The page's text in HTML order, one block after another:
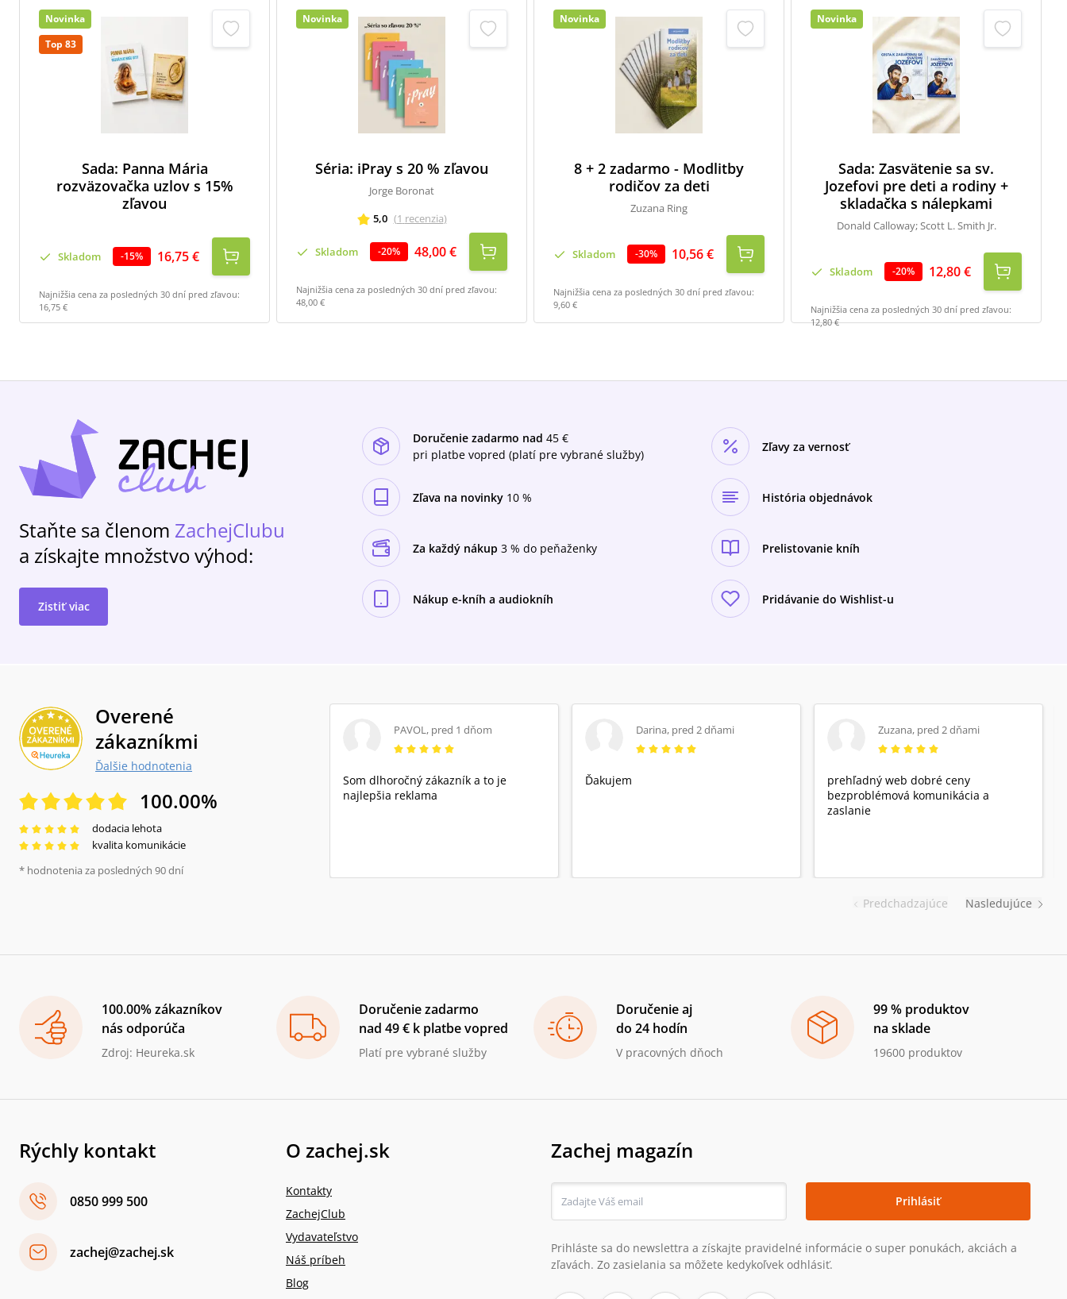
Novinka
Top 83
Sada: Panna Mária
rozväzovačka uzlov s 15%
zľavou
Skladom -15% 16,75 €
Najnižšia cena za posledných 30 dní pred zľavou:
16,75 €
Novinka
Séria: iPray s 20 % zľavou
Jorge Boronat
5,0 (1 recenzia)
Skladom -20% 48,00 €
Najnižšia cena za posledných 30 dní pred zľavou:
48,00 €
Novinka
8 + 2 zadarmo - Modlitby
rodičov za deti
Zuzana Ring
Skladom -30% 10,56 €
Najnižšia cena za posledných 30 dní pred zľavou:
9,60 €
Novinka
Sada: Zasvätenie sa sv.
Jozefovi pre deti a rodiny +
skladačka s nálepkami
Donald Calloway; Scott L. Smith Jr.
Skladom -20% 12,80 €
Najnižšia cena za posledných 30 dní pred zľavou:
12,80 €
Staňte sa členom ZachejClubu
a získajte množstvo výhod:
Zistiť viac
Doručenie zadarmo nad 45 €
pri platbe vopred (platí pre vybrané služby)
Zľavy za vernosť
Zľava na novinky 10 % História objednávok
Za každý nákup 3 % do peňaženky Prelistovanie kníh
Nákup e-kníh a audiokníh Pridávanie do Wishlist-u
Overené
zákazníkmi
Ďalšie hodnotenia
100.00%
dodacia lehota
kvalita komunikácie
* hodnotenia za posledných 90 dní
Predchadzajúce
PAVOL, pred 1 dňom
Som dlhoročný zákazník a to je
najlepšia reklama
Darina, pred 2 dňami
Ďakujem
Zuzana, pred 2 dňami
prehľadný web dobré ceny
bezproblémová komunikácia a
zaslanie
Nasledujúce
100.00% zákazníkov
nás odporúča
Zdroj: Heureka.sk
Doručenie zadarmo
nad 49 € k platbe vopred
Platí pre vybrané služby
Doručenie aj
do 24 hodín
V pracovných dňoch
99 % produktov
na sklade
19600 produktov
Rýchly kontakt
0850 999 500
zachej@zachej.sk
O zachej.sk
Kontakty
ZachejClub
Vydavateľstvo
Náš príbeh
Blog
Zachej magazín
Prihlásiť
Prihláste sa do newslettra a získajte pravidelné informácie o super ponukách, akciách a
zľavách. Zo zasielania sa môžete kedykoľvek odhlásiť.